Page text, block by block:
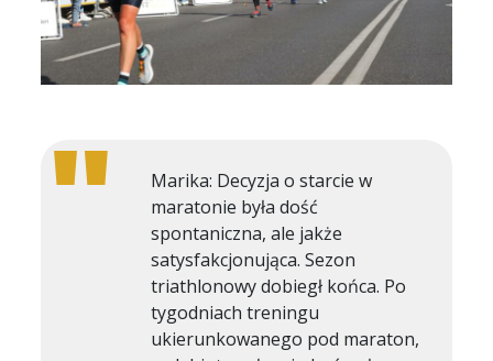
Marika: Decyzja o starcie w
maratonie była dość
spontaniczna, ale jakże
satysfakcjonująca. Sezon
triathlonowy dobiegł końca. Po
tygodniach treningu
ukierunkowanego pod maraton,